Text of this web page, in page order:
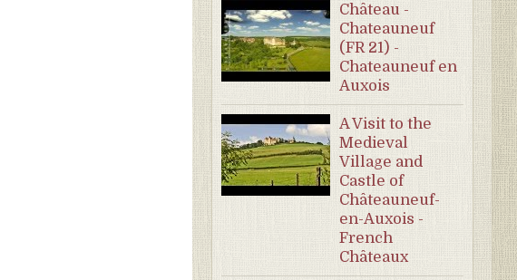
Château -
Chateauneuf
(FR 21) -
Chateauneuf en
Auxois
A Visit to the
Medieval
Village and
Castle of
Châteauneuf-
en-Auxois -
French
Châteaux